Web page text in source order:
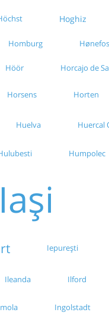
Hoghiz
Homburg
Höör Horcajo de
Horsens Horten
Huelva Huercal
Humpolec
Iași
Iepurești
Ileanda Ilford
Ingolstadt